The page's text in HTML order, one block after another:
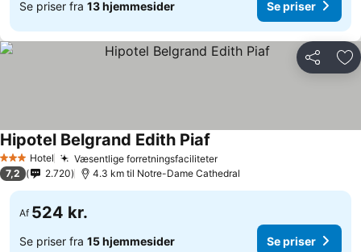
Se priser fra 13 hjemmesider Se priser
Del
3 StjernerHotel Væsentlige forretningsfaciliteter
Hipotel Belgrand Edith Piaf
7,2 2.720 4.3 km til Notre-Dame Cathedral
Af 524 kr.
Se priser fra 15 hjemmesider Se priser